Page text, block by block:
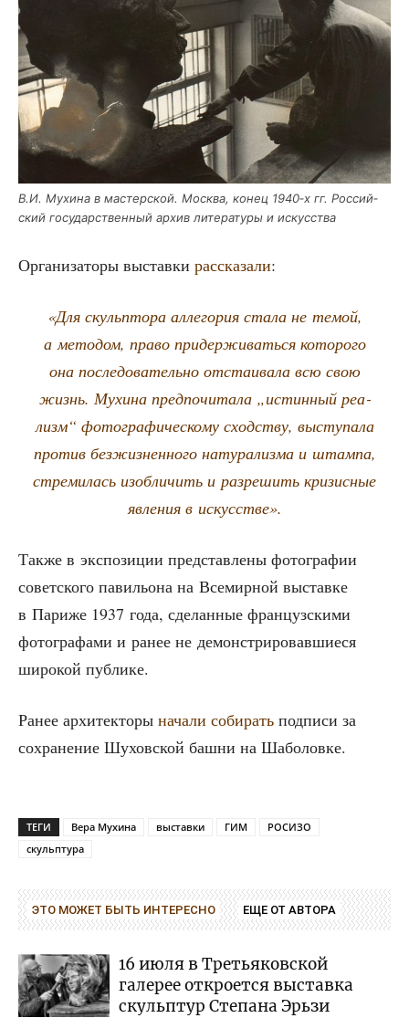
В.И. Мухи­на в мастер­ской. Москва, конец 1940‑х гг. Рос­сий­
ский госу­дар­ствен­ный архив лите­ра­ту­ры и искусства
Орга­ни­за­то­ры выстав­ки рас­ска­за­ли:
«Для скуль­пто­ра алле­го­рия ста­ла не темой,
а мето­дом, пра­во при­дер­жи­вать­ся кото­ро­го
она после­до­ва­тель­но отста­и­ва­ла всю свою
жизнь. Мухи­на пред­по­чи­та­ла „истин­ный реа­
лизм“ фото­гра­фи­че­ско­му сход­ству, высту­па­ла
про­тив без­жиз­нен­но­го нату­ра­лиз­ма и штам­па,
стре­ми­лась изоб­ли­чить и раз­ре­шить кри­зис­ные
явле­ния в искусстве».
Так­же в экс­по­зи­ции пред­став­ле­ны фото­гра­фии
совет­ско­го пави­льо­на на Все­мир­ной выстав­ке
в Пари­же 1937 года, сде­лан­ные фран­цуз­ски­ми
фото­гра­фа­ми и ранее не демон­стри­ро­вав­ши­е­ся
широ­кой публике.
Ранее архи­тек­то­ры нача­ли соби­рать под­пи­си за
сохра­не­ние Шухов­ской баш­ни на Шаболовке.
ТЕГИ Вера Мухина выставки ГИМ
РОСИЗО
скульптура
ЭТО МОЖЕТ БЫТЬ ИНТЕРЕСНО ЕЩЕ ОТ АВТОРА
16 июля в Третьяковской
галерее откроется выставка
скульптур Степана Эрьзи